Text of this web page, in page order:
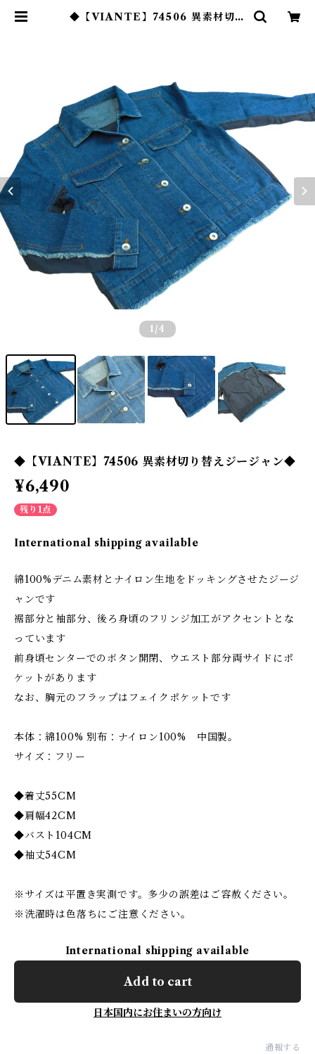
◆【VIANTE】74506 異素材切り
1 /4
◆【VIANTE】74506 異素材切り替えジージャン◆
¥6,490
残り1点
International shipping available
綿100%デニム素材とナイロン生地をドッキングさせたジージ
ャンです
裾部分と袖部分、後ろ身頃のフリンジ加工がアクセントとな
っています
前身頃センターでのボタン開閉、ウエスト部分両サイドにポ
ケットがあります
なお、胸元のフラップはフェイクポケットです
本体：綿100% 別布：ナイロン100% 中国製。
サイズ：フリー
◆着丈55CM
◆肩幅42CM
◆バスト104CM
◆袖丈54CM
※サイズは平置き実測です。多少の誤差はご容赦ください。
※洗濯時は色落ちにご注意ください。
International shipping available
Add to cart
日本国内にお住まいの方向け
通報する